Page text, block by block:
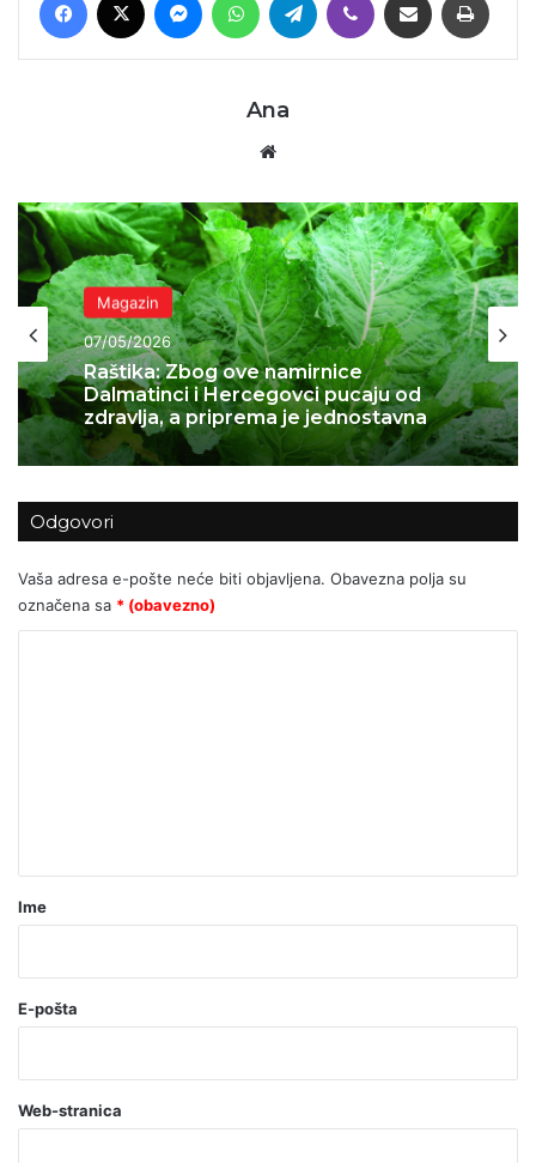
Ana
Magazin
05/05/2026
Sočni tiramisu s jagodama
Odgovori
Vaša adresa e-pošte neće biti objavljena. Obavezna polja su
označena sa * (obavezno)
r
o
a
v
Ime
E-pošta
Web-stranica